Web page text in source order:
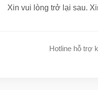
Xin vui lòng trở lại sau.
Hotline hỗ trợ